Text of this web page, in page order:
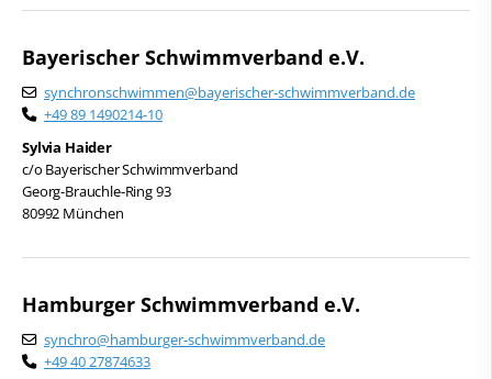
Bayerischer Schwimmverband e.V.
synchronschwimmen@bayerischer-schwimmverband.de
+49 89 1490214-10
Sylvia Haider
c/o Bayerischer Schwimmverband
Georg-Brauchle-Ring 93
80992 München
Hamburger Schwimmverband e.V.
synchro@hamburger-schwimmverband.de
+49 40 27874633